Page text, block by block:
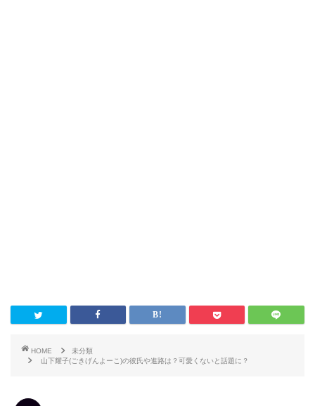
HOME
未分類
山下耀子(ごきげんよーこ)の彼氏や進路は？可愛くないと話題に？